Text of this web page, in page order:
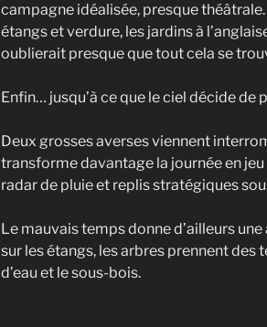
campagne idéalisée, presque
étangs et verdure, les jardins à
oublierait presque que tout cela se
Enfin… jusqu’à ce que le ciel décide de
Deux grosses averses viennent
transforme davantage la journée en
radar de pluie et replis stratégiques
Le mauvais temps donne d’ailleurs
sur les étangs, les arbres prennent
d’eau et le sous-bois.